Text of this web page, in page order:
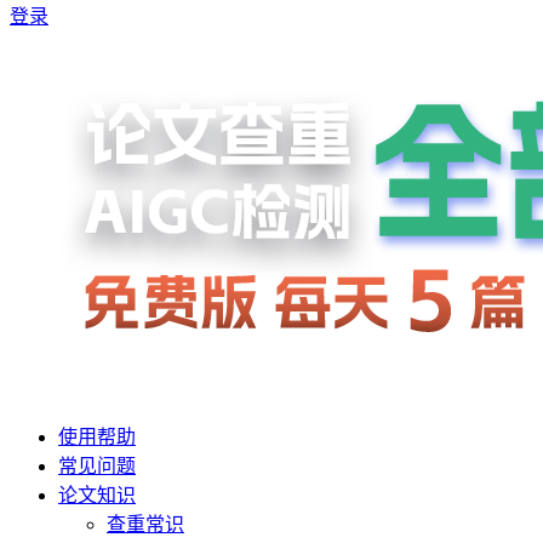
登录
使用帮助
常见问题
论文知识
查重常识